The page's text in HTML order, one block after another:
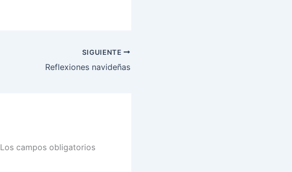
SIGUIENTE
Reflexiones navideñas
Los campos obligatorios